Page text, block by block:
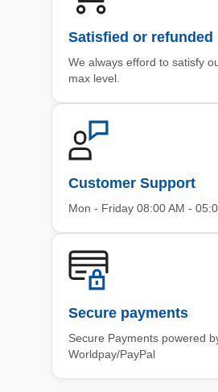
Satisfied or refunded
We always efford to satisfy
max level.
Customer Support
Mon - Friday 08:00 AM -
Secure payments
Secure Payments powered
Worldpay/PayPal